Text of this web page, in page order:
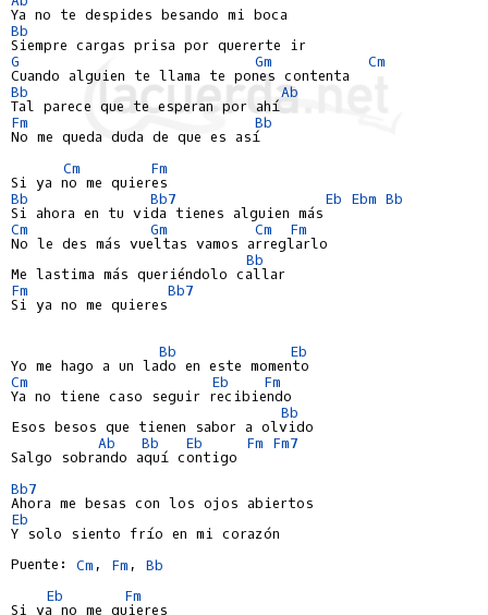
Bb
G
Gm
Cm
Bb
Ab
Fm
Bb
No me queda duda de que es así
Cm
Fm
Bb
Bb7 Eb Ebm Bb
Cm
Gm Cm
Fm
No le des más vueltas vamos arreglarlo
Bb
Fm
Bb7
Si ya no me quieres
Bb
Eb
Cm
Eb
Fm
Ya no tiene caso seguir recibiendo
Bb
Esos besos que tienen sabor a olvido
Ab
Bb Eb Fm Fm7
Salgo sobrando aquí contigo
Bb7
Eb
Y solo siento frío en mi corazón
Puente: Cm , Fm , Bb
Eb
Fm